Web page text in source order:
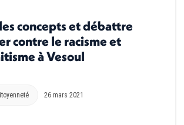
concepts et débattre
contre le racisme et
à Vesoul
26 mars 2021